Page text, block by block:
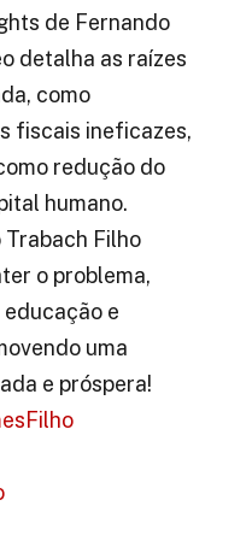
de Fernando
detalha as raízes
como
fiscais ineficazes,
redução do
humano.
Filho
o problema,
e
uma
e próspera!